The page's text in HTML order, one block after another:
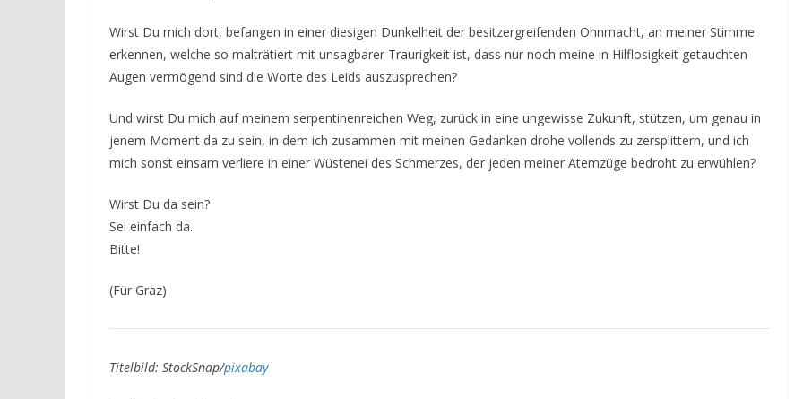
Wirst Du mich dort, befangen in einer diesigen Dunkelheit der besitzergreifenden Ohnmacht, an meiner Stimme
erkennen, welche so malträtiert mit unsagbarer Traurigkeit ist, dass nur noch meine in Hilflosigkeit getauchten
Augen vermögend sind die Worte des Leids auszusprechen?
Und wirst Du mich auf meinem serpentinenreichen Weg, zurück in eine ungewisse Zukunft, stützen, um genau in
jenem Moment da zu sein, in dem ich zusammen mit meinen Gedanken drohe vollends zu zersplittern, und ich
mich sonst einsam verliere in einer Wüstenei des Schmerzes, der jeden meiner Atemzüge bedroht zu erwühlen?
Wirst Du da sein?
Sei einfach da.
Bitte!
(Für Graz)
Titelbild: StockSnap/pixabay